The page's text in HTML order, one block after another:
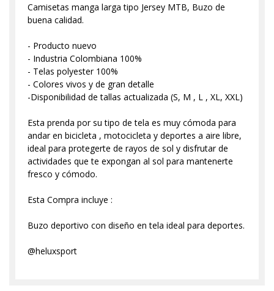
Camisetas manga larga tipo Jersey MTB, Buzo de
buena calidad.
- Producto nuevo
- Industria Colombiana 100%
- Telas polyester 100%
- Colores vivos y de gran detalle
-Disponibilidad de tallas actualizada (S, M , L , XL, XXL)
Esta prenda por su tipo de tela es muy cómoda para
andar en bicicleta , motocicleta y deportes a aire libre,
ideal para protegerte de rayos de sol y disfrutar de
actividades que te expongan al sol para mantenerte
fresco y cómodo.
Esta Compra incluye :
Buzo deportivo con diseño en tela ideal para deportes.
@heluxsport